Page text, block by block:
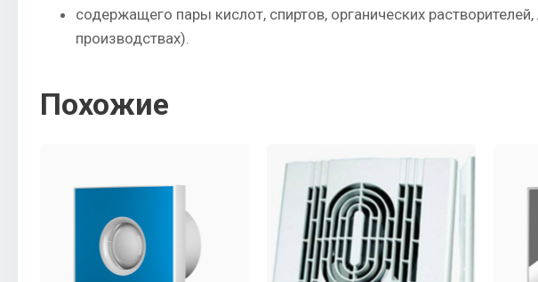
содержащего пары кислот, спиртов, органических
производствах).
Похожие